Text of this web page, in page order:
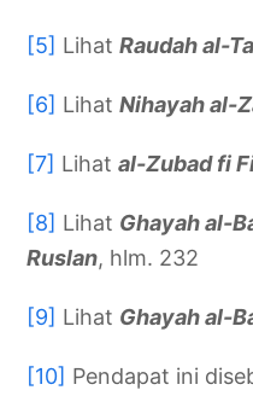
[5] LihatRaudah al-
[6] LihatNihayah al-
[7] Lihatal-Zubad fi
[8] Lihat Ghayah al-
Ruslan, hlm. 232
[9] Lihat Ghayah al-
[10] Pendapat ini